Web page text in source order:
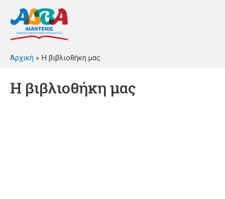
Αρχική Η βιβλιοθήκη μας
Η βιβλιοθήκη μας